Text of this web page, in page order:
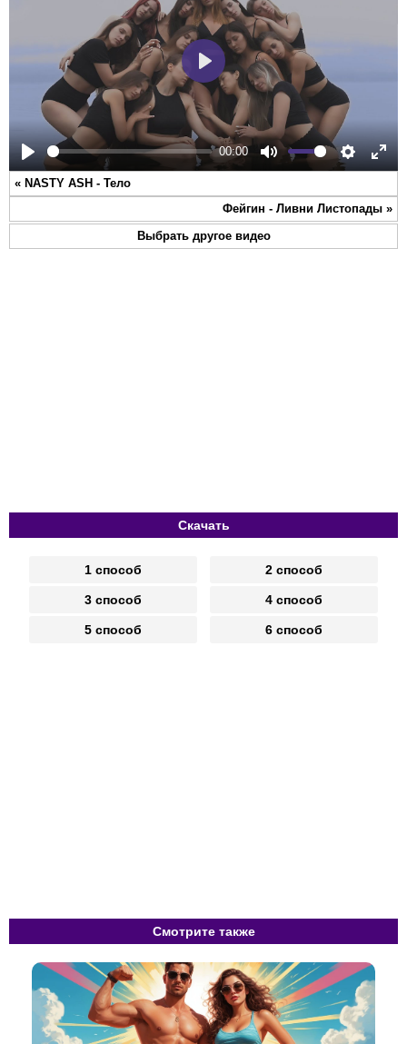
Play
00:00
Mute Settings
Play
« NASTY ASH - Тело
Фейгин - Ливни Листопады »
Выбрать другое видео
Скачать
1 способ 2 способ
3 способ 4 способ
5 способ 6 способ
Смотрите также